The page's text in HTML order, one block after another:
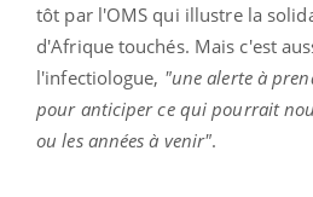
tôt par l'OMS qui illustre la
d'Afrique touchés. Mais c'est
l'infectiologue, "une alerte à
pour anticiper ce qui pourrait
ou les années à venir".